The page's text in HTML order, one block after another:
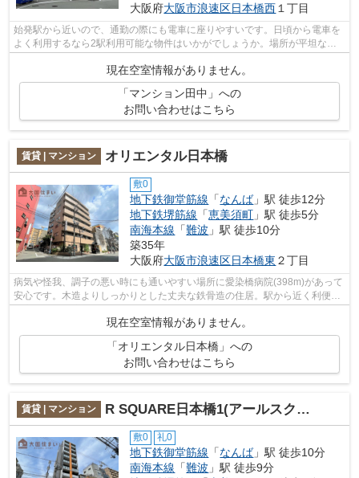
大阪府大阪市浪速区日本橋西 １丁目
始発駅から近いので、通勤の際にも電車に座りやすいです。日頃から電車を
よく利用するなら2駅利用可能な物件はいかがでしょうか。場所が平坦なの
は、ランニングをする上で抑えたいポイ...
現在空室情報がありません。
「マンション田中」への
お問い合わせはこちら
賃貸 | マンション オリエンタル日本橋
敷0
地下鉄御堂筋線 「なんば」駅 徒歩12分
地下鉄堺筋線 「恵美須町 」駅 徒歩5分
南海本線 「難波 」駅 徒歩10分
築35年
大阪府大阪市浪速区日本橋東 ２丁目
病気や怪我、調子の悪い時にも通いやすい場所に愛染橋病院(398m)があって
安心です。木造よりしっかりとした丈夫な鉄骨造の住居。駅から近く利便性
現在空室情報がありません。
「オリエンタル日本橋」への
お問い合わせはこちら
賃貸 | マンション R SQUARE日本橋1(アールスクエアニッポンバシ1)
敷0 礼0
地下鉄御堂筋線 「なんば」駅 徒歩10分
南海本線 「難波 」駅 徒歩9分